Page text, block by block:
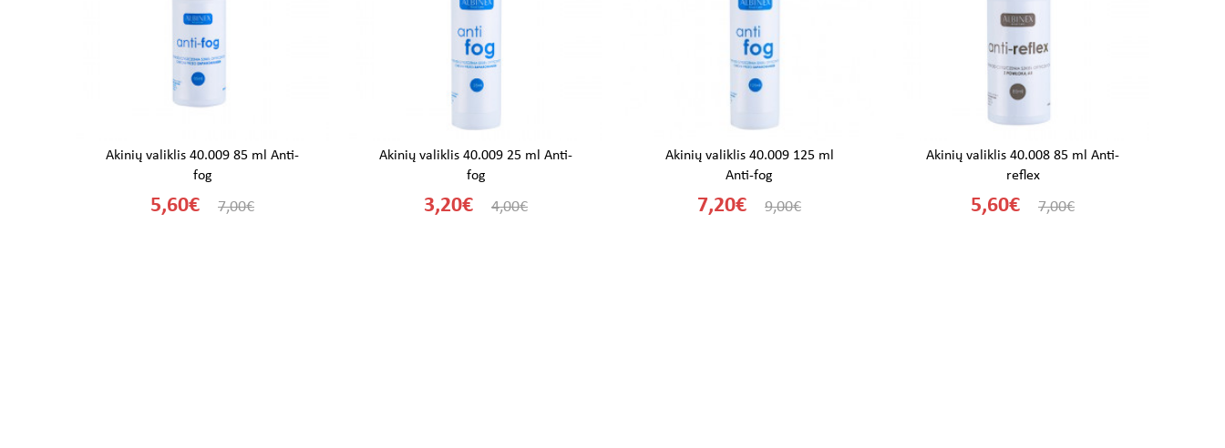
Akinių valiklis 40.009 85 ml Anti-
fog
5,60€ 7,00€
Akinių valiklis 40.009 25 ml Anti-
fog
3,20€ 4,00€
Akinių valiklis 40.009 125 ml
Anti-fog
7,20€ 9,00€
Akinių valiklis 40.008 85 ml Anti-
reflex
5,60€ 7,00€